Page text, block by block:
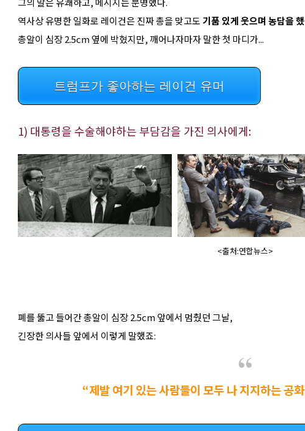
역사상 유명한 일화로 레이건은 진짜 총을 맞고도기품 있게 웃으며 농담을
총알이 심장 2.5cm 옆에 박혔지만, 깨어나자마자 말한 첫 마디가...
트럼프가 좋아하는 레이건 유머
1) 대통령을 수술해야하는 부담감을 가진 의사에게:
<출처:연합뉴스>
폐를 뚫고 들어간 총알이 심장 2.5cm 앞에서 멈췄던 그날,
긴장한 의사들 앞에서 이렇게 말했죠:
“제발 여기 있는 사람들이 모두 나 지지하는 공